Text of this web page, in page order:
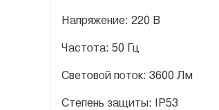
Напряжение: 220 В
Частота: 50 Гц
Световой поток: 3600 Лм
Степень защиты: IP53